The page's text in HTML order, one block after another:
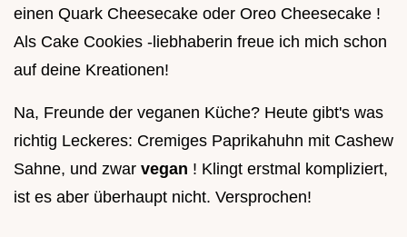
einen Quark Cheesecake oder Oreo Cheesecake !
Als Cake Cookies -liebhaberin freue ich mich schon
auf deine Kreationen!
Na, Freunde der veganen Küche? Heute gibt's was
richtig Leckeres: Cremiges Paprikahuhn mit Cashew
Sahne, und zwar vegan ! Klingt erstmal kompliziert,
ist es aber überhaupt nicht. Versprochen!